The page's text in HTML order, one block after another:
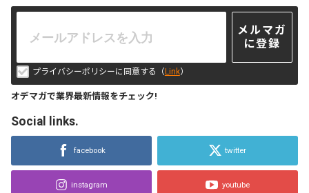
メルマガ
に登録
プライバシーポリシーに同意する（Link）
オデマガで業界最新情報をチェック!
Social links.
facebook twitter
instagram youtube